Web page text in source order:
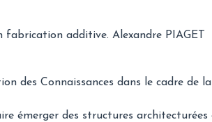
additive. Alexandre PIAGET
des Connaissances dans le cadre de
émerger des structures